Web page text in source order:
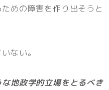
めの障害を作り出そうと
ない。
地政学的立場をとるべき